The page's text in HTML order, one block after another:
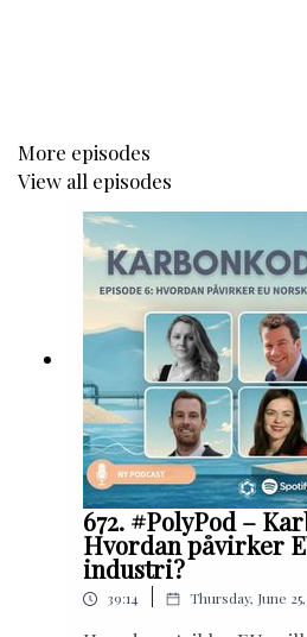
More episodes
View all episodes
672. #PolyPod –
Hvordan påvirker
industri?
39:14 Thursday, June